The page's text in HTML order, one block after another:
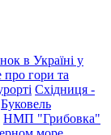
в Україні у
про гори та
Східниця -
Буковель
НМП "Грибовка"